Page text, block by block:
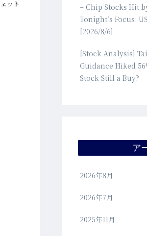
ット
– Chip Stocks Hit
Tonight’s Focus:
[2026/8/6]
[Stock Analysis]
Guidance Hiked
Stock Still a Buy?
ア
2026年8月
2026年7月
2025年11月